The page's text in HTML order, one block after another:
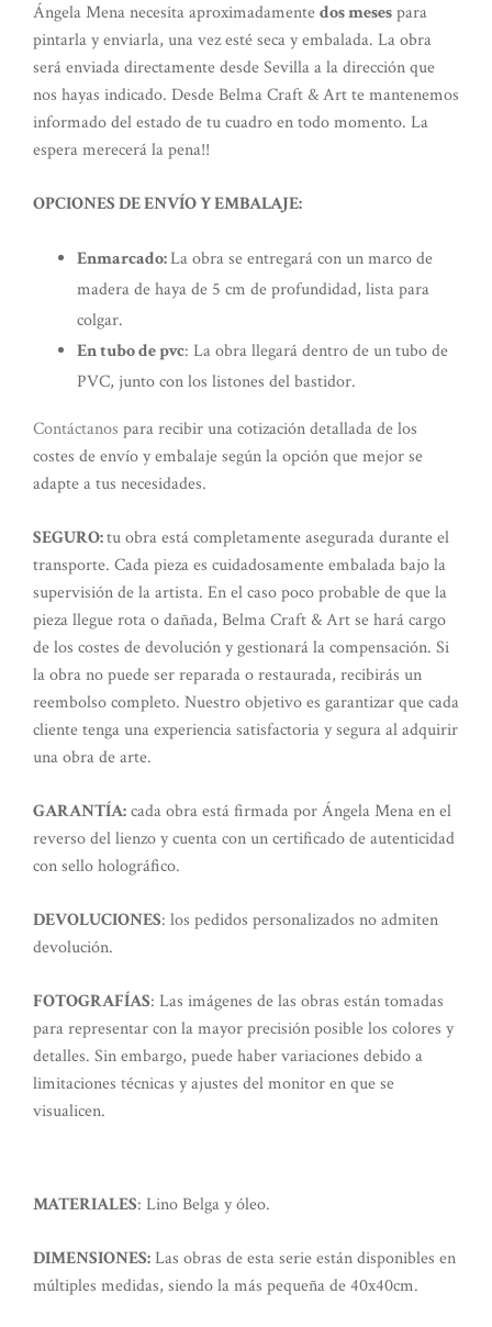
Ángela Mena necesita aproximadamentedos mesespara
pintarla y enviarla, una vez esté seca y embalada. La obra
será enviada directamente desde Sevilla a la dirección que
nos hayas indicado. Desde Belma Craft & Art te mantenemos
informado del estado de tu cuadro en todo momento. La
espera merecerá la pena!!
OPCIONES DE ENVÍO Y EMBALAJE:
Enmarcado:La obra se entregará con un marco de
madera de haya de 5 cm de profundidad, lista para
colgar.
En tubo de pvc: La obra llegará dentro de un tubo de
PVC, junto con los listones del bastidor.
Contáctanos para recibir una cotización detallada de los
costes de envío y embalaje según la opción que mejor se
adapte a tus necesidades.
SEGURO:tu obra está completamente asegurada durante el
transporte. Cada pieza es cuidadosamente embalada bajo la
supervisión de la artista. En el caso poco probable de que la
pieza llegue rota o dañada, Belma Craft & Art se hará cargo
de los costes de devolución y gestionará la compensación. Si
la obra no puede ser reparada o restaurada, recibirás un
reembolso completo. Nuestro objetivo es garantizar que cada
cliente tenga una experiencia satisfactoria y segura al adquirir
una obra de arte.
GARANTÍA:cada obra está firmada por Ángela Mena en el
reverso del lienzo y cuenta con un certificado de autenticidad
con sello holográfico.
DEVOLUCIONES: los pedidos personalizados no admiten
devolución.
FOTOGRAFÍAS: Las imágenes de las obras están tomadas
para representar con la mayor precisión posible los colores y
detalles. Sin embargo, puede haber variaciones debido a
limitaciones técnicas y ajustes del monitor en que se
visualicen.
MATERIALES: Lino Belga y óleo.
DIMENSIONES:Las obras de esta serie están disponibles en
múltiples medidas, siendo la más pequeña de 40x40cm.